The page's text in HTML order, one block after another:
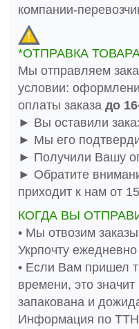
компании-
*ОТПРАВКА
Мы отправляем
условии:
оплаты заказа до
► Вы оставили
► Мы его
► Получили Вашу
► Обратите
приходит к нам от
КОГДА ВЫ
• Мы отвозим
Укрпочту
• Если Вам пришел
времени, это
запакована и
Информация по ТТН,